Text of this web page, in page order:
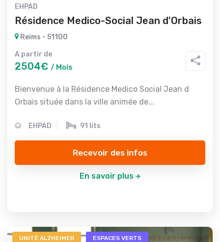
EHPAD
Résidence Medico-Social Jean d'Orbais
Reims - 51100
A partir de
2504€ / Mois
Bienvenue à la Résidence Medico Social Jean d
Orbais située dans la ville animée de...
EHPAD 91 lits
Recevoir des infos
En savoir plus
UNITÉ ALZHEIMER ESPACES VERTS